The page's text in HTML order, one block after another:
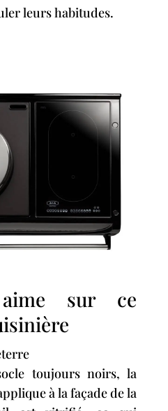
leurs habitudes.
sur ce
toujours noirs, la
à la façade de la